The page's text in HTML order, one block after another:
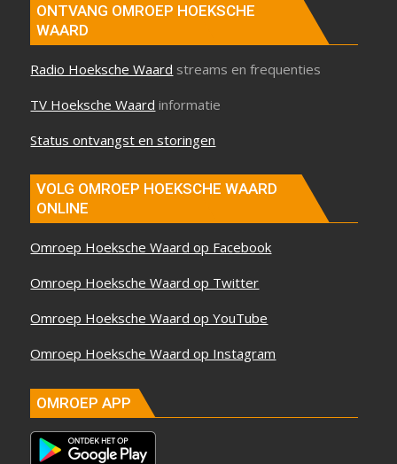
ONTVANG OMROEP HOEKSCHE
WAARD
Radio Hoeksche Waard streams en frequenties
TV Hoeksche Waard informatie
Status ontvangst en storingen
VOLG OMROEP HOEKSCHE WAARD
ONLINE
Omroep Hoeksche Waard op Facebook
Omroep Hoeksche Waard op Twitter
Omroep Hoeksche Waard op YouTube
Omroep Hoeksche Waard op Instagram
OMROEP APP